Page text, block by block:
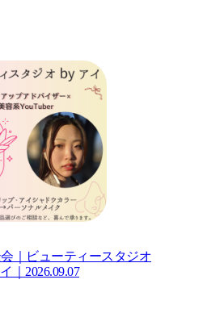
｜ビューティースタジオ
｜2026.09.07